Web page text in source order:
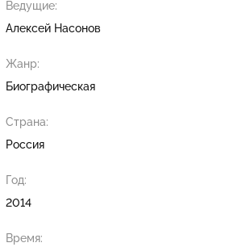
Ведущие:
Алексей Насонов
Жанр:
Биографическая
Страна:
Россия
Год:
2014
Время: